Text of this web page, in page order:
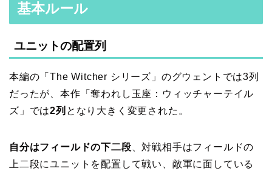
基本ルール
ユニットの配置列
本編の「The Witcher シリーズ」のグウェントでは3列
だったが、本作「奪われし玉座：ウィッチャーテイル
ズ」では2列 となり大きく変更された。
自分はフィールドの下二段 、対戦相手はフィールドの
上二段にユニットを配置して戦い、敵軍に面している